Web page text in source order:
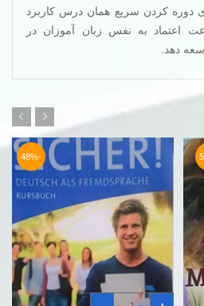
دوره کردن سریع همان درس کاربرد
اعتماد به نفس زبان آموزان در
دهد.
-48%
کتاب